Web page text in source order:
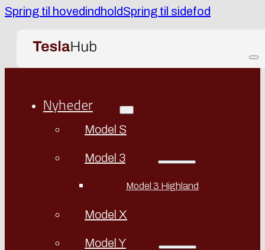
Spring til hovedindholdSpring til sidefod
Nyheder
Model S
Model 3
Model 3 Highland
Model X
Model Y